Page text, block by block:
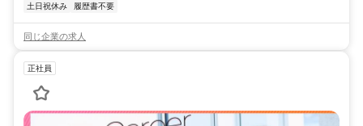
土日祝休み
履歴書不要
同じ企業の求人
正社員